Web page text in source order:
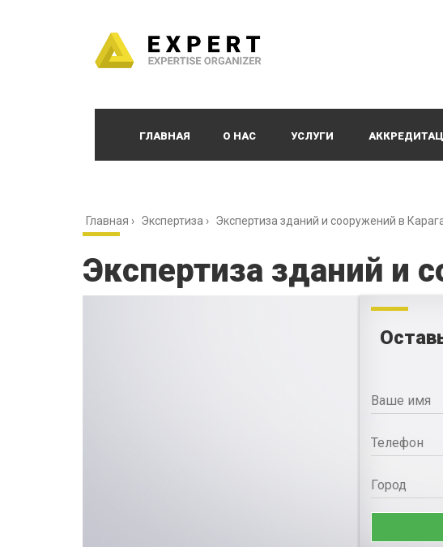
ГЛАВНАЯ О НАС УСЛУГИ
Главная › Экспертиза › Экспертиза зданий и сооружений в
Экспертиза зданий и